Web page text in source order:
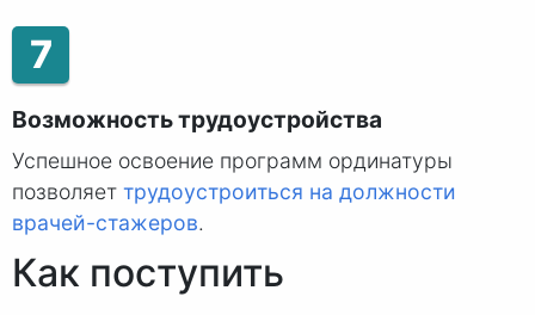
7
Возможность трудоустройства
Успешное освоение программ ординатуры
позволяет трудоустроиться на должности
врачей-стажеров.
Как поступить